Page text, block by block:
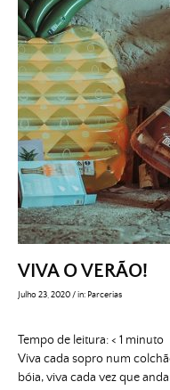
VIVA O VERÃO!
Julho 23, 2020/in: Parcerias
Tempo de leitura:< 1 minuto
Viva cada sopro num
bóia, viva cada vez que